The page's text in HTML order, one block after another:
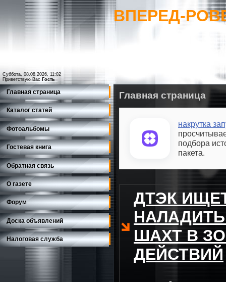
Суббота, 08.08.2026, 11:02
Приветствую Вас Гость
ВПЕРЕД-
Главная страница
Каталог статей
Фотоальбомы
Гостевая книга
Обратная связь
О газете
Форум
Доска объявлений
Налоговая служба
Главная страница
накрутка
подбора
пакета.
ДТЭК
ШАХТ В
ДЕЙСТВИЙ